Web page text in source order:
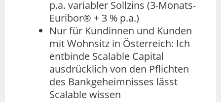
p.a. variabler Sollzins (3-Monats-
Euribor® + 3 % p.a.)
Nur für Kundinnen und Kunden
mit Wohnsitz in Österreich: Ich
entbinde Scalable Capital
ausdrücklich von den Pflichten
des Bankgeheimnisses lässt
Scalable wissen